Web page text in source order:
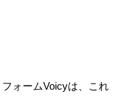
ォームVoicyは、これ